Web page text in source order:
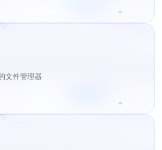
文件管理器